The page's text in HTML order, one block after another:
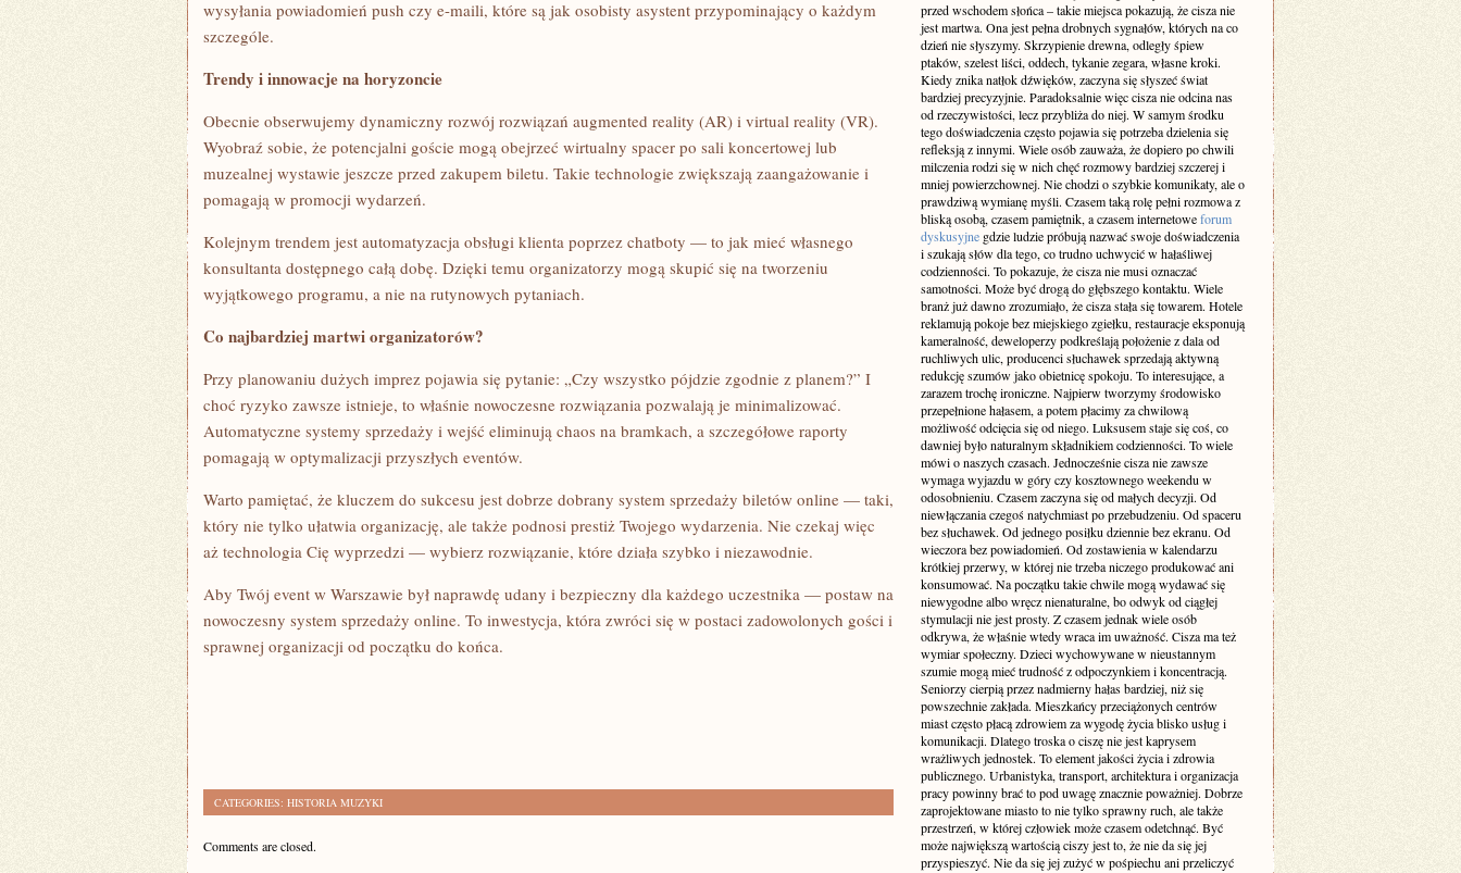
wysyłania powiadomień push czy e-maili, które są jak osobisty asystent przypominający o każdym
szczególe.
Trendy i innowacje na horyzoncie
Obecnie obserwujemy dynamiczny rozwój rozwiązań augmented reality (AR) i virtual reality (VR).
Wyobraź sobie, że potencjalni goście mogą obejrzeć wirtualny spacer po sali koncertowej lub
muzealnej wystawie jeszcze przed zakupem biletu. Takie technologie zwiększają zaangażowanie i
pomagają w promocji wydarzeń.
Kolejnym trendem jest automatyzacja obsługi klienta poprzez chatboty — to jak mieć własnego
konsultanta dostępnego całą dobę. Dzięki temu organizatorzy mogą skupić się na tworzeniu
wyjątkowego programu, a nie na rutynowych pytaniach.
Co najbardziej martwi organizatorów?
Przy planowaniu dużych imprez pojawia się pytanie: „Czy wszystko pójdzie zgodnie z planem?” I
choć ryzyko zawsze istnieje, to właśnie nowoczesne rozwiązania pozwalają je minimalizować.
Automatyczne systemy sprzedaży i wejść eliminują chaos na bramkach, a szczegółowe raporty
pomagają w optymalizacji przyszłych eventów.
Warto pamiętać, że kluczem do sukcesu jest dobrze dobrany system sprzedaży biletów online — taki,
który nie tylko ułatwia organizację, ale także podnosi prestiż Twojego wydarzenia. Nie czekaj więc
aż technologia Cię wyprzedzi — wybierz rozwiązanie, które działa szybko i niezawodnie.
Aby Twój event w Warszawie był naprawdę udany i bezpieczny dla każdego uczestnika — postaw na
nowoczesny system sprzedaży online. To inwestycja, która zwróci się w postaci zadowolonych gości i
sprawnej organizacji od początku do końca.
CATEGORIES: HISTORIA MUZYKI
Comments are closed.
przed wschodem słońca – takie miejsca pokazują, że cisza nie
jest martwa. Ona jest pełna drobnych sygnałów, których na co
dzień nie słyszymy. Skrzypienie drewna, odległy śpiew
ptaków, szelest liści, oddech, tykanie zegara, własne kroki.
Kiedy znika natłok dźwięków, zaczyna się słyszeć świat
bardziej precyzyjnie. Paradoksalnie więc cisza nie odcina nas
od rzeczywistości, lecz przybliża do niej. W samym środku
tego doświadczenia często pojawia się potrzeba dzielenia się
refleksją z innymi. Wiele osób zauważa, że dopiero po chwili
milczenia rodzi się w nich chęć rozmowy bardziej szczerej i
mniej powierzchownej. Nie chodzi o szybkie komunikaty, ale o
prawdziwą wymianę myśli. Czasem taką rolę pełni rozmowa z
bliską osobą, czasem pamiętnik, a czasem internetoweforum
dyskusyjne gdzie ludzie próbują nazwać swoje doświadczenia
i szukają słów dla tego, co trudno uchwycić w hałaśliwej
codzienności. To pokazuje, że cisza nie musi oznaczać
samotności. Może być drogą do głębszego kontaktu. Wiele
branż już dawno zrozumiało, że cisza stała się towarem. Hotele
reklamują pokoje bez miejskiego zgiełku, restauracje eksponują
kameralność, deweloperzy podkreślają położenie z dala od
ruchliwych ulic, producenci słuchawek sprzedają aktywną
redukcję szumów jako obietnicę spokoju. To interesujące, a
zarazem trochę ironiczne. Najpierw tworzymy środowisko
przepełnione hałasem, a potem płacimy za chwilową
możliwość odcięcia się od niego. Luksusem staje się coś, co
dawniej było naturalnym składnikiem codzienności. To wiele
mówi o naszych czasach. Jednocześnie cisza nie zawsze
wymaga wyjazdu w góry czy kosztownego weekendu w
odosobnieniu. Czasem zaczyna się od małych decyzji. Od
niewłączania czegoś natychmiast po przebudzeniu. Od spaceru
bez słuchawek. Od jednego posiłku dziennie bez ekranu. Od
wieczora bez powiadomień. Od zostawienia w kalendarzu
krótkiej przerwy, w której nie trzeba niczego produkować ani
konsumować. Na początku takie chwile mogą wydawać się
niewygodne albo wręcz nienaturalne, bo odwyk od ciągłej
stymulacji nie jest prosty. Z czasem jednak wiele osób
odkrywa, że właśnie wtedy wraca im uważność. Cisza ma też
wymiar społeczny. Dzieci wychowywane w nieustannym
szumie mogą mieć trudność z odpoczynkiem i koncentracją.
Seniorzy cierpią przez nadmierny hałas bardziej, niż się
powszechnie zakłada. Mieszkańcy przeciążonych centrów
miast często płacą zdrowiem za wygodę życia blisko usług i
komunikacji. Dlatego troska o ciszę nie jest kaprysem
wrażliwych jednostek. To element jakości życia i zdrowia
publicznego. Urbanistyka, transport, architektura i organizacja
pracy powinny brać to pod uwagę znacznie poważniej. Dobrze
zaprojektowane miasto to nie tylko sprawny ruch, ale także
przestrzeń, w której człowiek może czasem odetchnąć. Być
może największą wartością ciszy jest to, że nie da się jej
przyspieszyć. Nie da się jej zużyć w pośpiechu ani przeliczyć